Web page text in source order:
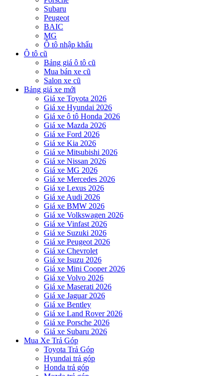
Subaru
Peugeot
BAIC
MG
Ô tô nhập khẩu
Ô tô cũ
Bảng giá ô tô cũ
Mua bán xe cũ
Salon xe cũ
Bảng giá xe mới
Giá xe Toyota 2026
Giá xe Hyundai 2026
Giá xe ô tô Honda 2026
Giá xe Mazda 2026
Giá xe Ford 2026
Giá xe Kia 2026
Giá xe Mitsubishi 2026
Giá xe Nissan 2026
Giá xe MG 2026
Giá xe Mercedes 2026
Giá xe Lexus 2026
Giá xe Audi 2026
Giá xe BMW 2026
Giá xe Volkswagen 2026
Giá xe Vinfast 2026
Giá xe Suzuki 2026
Giá xe Peugeot 2026
Giá xe Chevrolet
Giá xe Isuzu 2026
Giá xe Mini Cooper 2026
Giá xe Volvo 2026
Giá xe Maserati 2026
Giá xe Jaguar 2026
Giá xe Bentley
Giá xe Land Rover 2026
Giá xe Porsche 2026
Giá xe Subaru 2026
Mua Xe Trả Góp
Toyota Trả Góp
Hyundai trả góp
Honda trả góp